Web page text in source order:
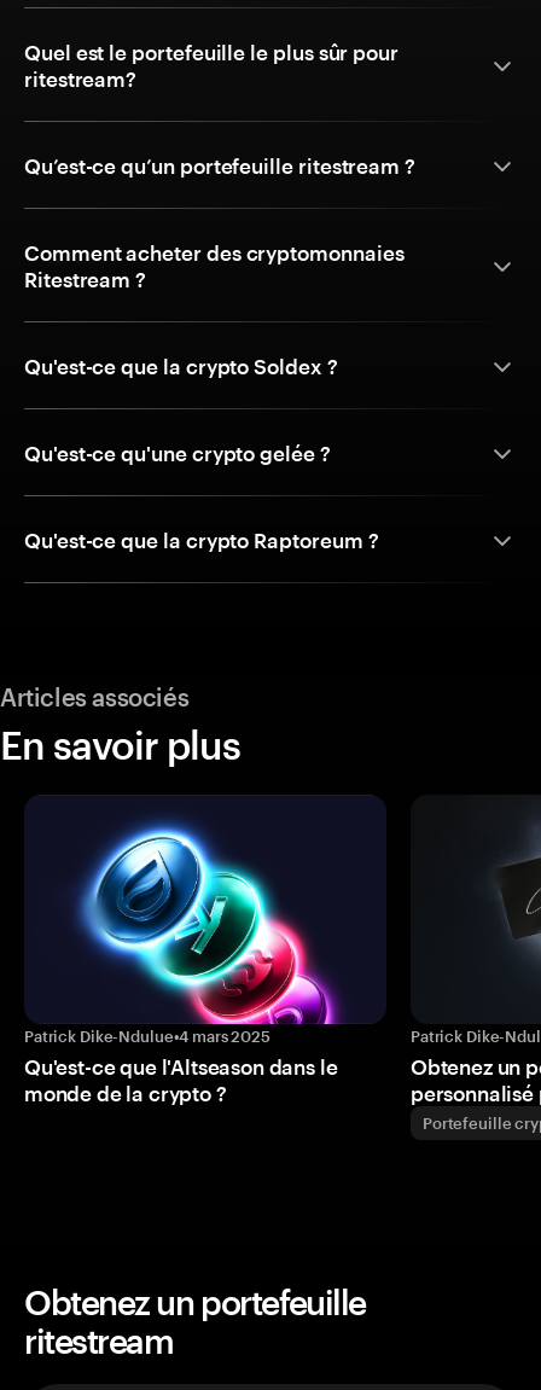
Quel est le portefeuille le plus sûr pour
ritestream?
Qu’est-ce qu’un portefeuille ritestream ?
Comment acheter des cryptomonnaies
Ritestream ?
Qu'est-ce que la crypto Soldex ?
Qu'est-ce qu'une crypto gelée ?
Qu'est-ce que la crypto Raptoreum ?
Articles associés
En savoir plus
Patrick Dike-Ndulue•4 mars 2025
Qu'est-ce que l'Altseason dans le
monde de la crypto ?
Patrick Dike-
Obtenez un
personnalisé
Portefeuille
Obtenez un portefeuille
ritestream